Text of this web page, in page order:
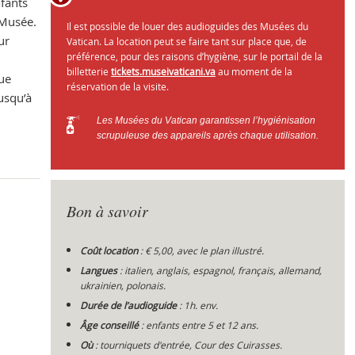
Il est possible de louer des audioguides des Musées du
Vatican. La location peut se faire tant sur place que, de
préférence, pour des raisons d’hygiène, sur le portail de la
billetterie tickets.museivaticani.vaau moment de la
réservation de la visite.
Les Musées du Vatican garantissen l’hygiénisation
scrupuleuse des appareils après chaque utilisation.
Bon à savoir
Coût location: € 5,00, avec le plan illustré.
Langues: italien, anglais, espagnol, français, allemand,
ukrainien, polonais.
Durée de l’audioguide: 1h. env.
Âge conseillé: enfants entre 5 et 12 ans.
Où: tourniquets d'entrée, Cour des Cuirasses.